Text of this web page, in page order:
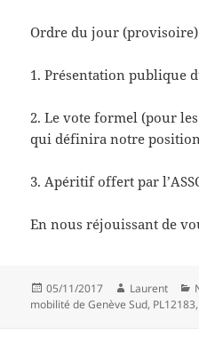
Ordre du jour (provisoire)
1. Présentation publique
2. Le vote formel (pour
qui définira notre
3. Apéritif offert par
En nous réjouissant de
Posted
on
05/11/2017 Author
Laurent
mobilité de Genève Sud, PL12183,